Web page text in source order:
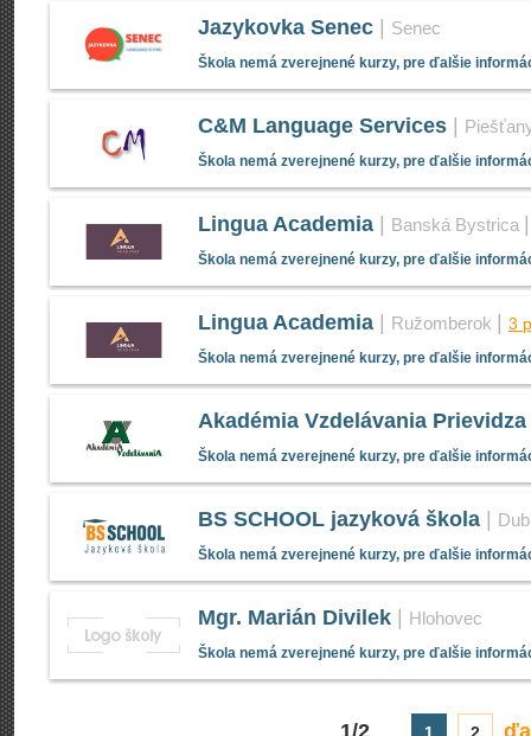
Jazykovka Senec Senec
Škola nemá zverejnené kurzy, pre ďalšie
C&M Language Services
Škola nemá zverejnené kurzy, pre ďalšie
Lingua Academia Banská Bystrica
Škola nemá zverejnené kurzy, pre ďalšie
Lingua Academia Ružomberok 3
Škola nemá zverejnené kurzy, pre ďalšie
Akadémia Vzdelávania Prievidza
Škola nemá zverejnené kurzy, pre ďalšie
BS SCHOOL jazyková škola
Škola nemá zverejnené kurzy, pre ďalšie
Mgr. Marián Divilek Hlohovec
Škola nemá zverejnené kurzy, pre ďalšie
1/2